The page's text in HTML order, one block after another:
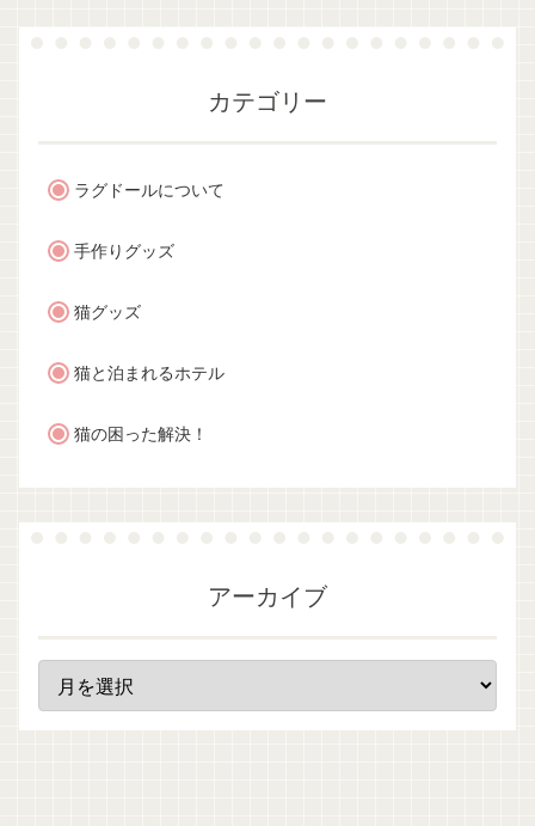
カテゴリー
ラグドールについて
手作りグッズ
猫グッズ
猫と泊まれるホテル
猫の困った解決！
アーカイブ